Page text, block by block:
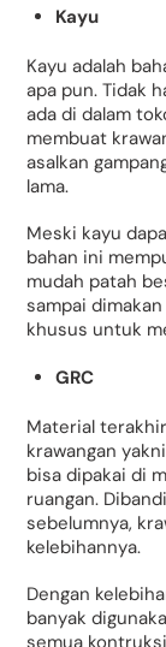
Kayu
Kayu adalah
apa pun. Tidak
ada di dalam
membuat
asalkan
lama.
Meski kayu
bahan ini
mudah patah
sampai
khusus untuk
GRC
Material
krawangan
bisa dipakai di
ruangan.
sebelumnya,
kelebihannya.
Dengan
banyak